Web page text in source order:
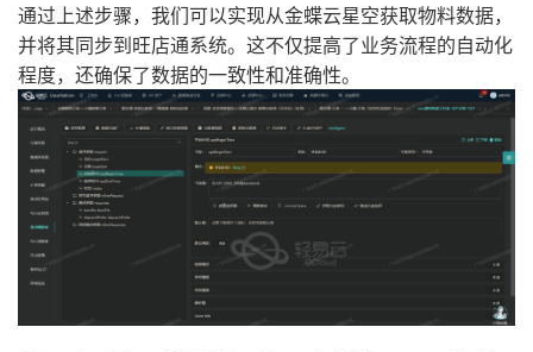
通过上述步骤，我们可以实现从金蝶云星空获取物料数据，
并将其同步到旺店通系统。这不仅提高了业务流程的自动化
程度，还确保了数据的一致性和准确性。